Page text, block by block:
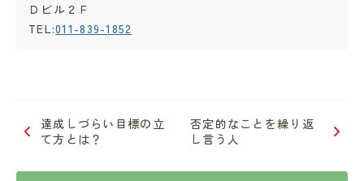
Ｄビル２Ｆ
TEL:011-839-1852
達成しづらい目標の立
て方とは？
否定的なことを繰り返
し言う人